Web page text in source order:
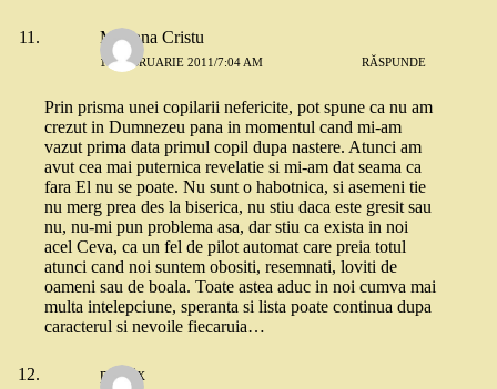
Mariana Cristu
17 FEBRUARIE 2011/7:04 AM RĂSPUNDE
Prin prisma unei copilarii nefericite, pot spune ca nu am
crezut in Dumnezeu pana in momentul cand mi-am
vazut prima data primul copil dupa nastere. Atunci am
avut cea mai puternica revelatie si mi-am dat seama ca
fara El nu se poate. Nu sunt o habotnica, si asemeni tie
nu merg prea des la biserica, nu stiu daca este gresit sau
nu, nu-mi pun problema asa, dar stiu ca exista in noi
acel Ceva, ca un fel de pilot automat care preia totul
atunci cand noi suntem obositi, resemnati, loviti de
oameni sau de boala. Toate astea aduc in noi cumva mai
multa intelepciune, speranta si lista poate continua dupa
caracterul si nevoile fiecaruia…
poofix